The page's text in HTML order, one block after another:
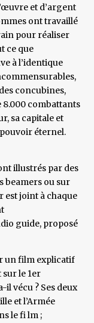
et d’argent
ont travaillé
pour réaliser
ce que
à l’identique
concubines,
8.000 combattants
sa capitale et
éternel.
illustrés par des
beamers ou sur
est joint à chaque
guide, proposé
un film explicatif
sur le 1er
il vécu ? Ses deux
et l’Armée
le fi lm ;